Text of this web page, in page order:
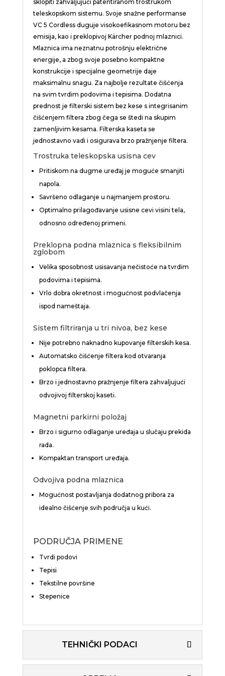
sklopiti zahvaljujući patentiranom trostrukom
teleskopskom sistemu. Svoje snažne performanse
VC 5 Cordless duguje visokoefikasnom motoru bez
emisija, kao i preklopivoj Kärcher podnoj mlaznici.
Mlaznica ima neznatnu potrošnju električne
energije, a zbog svoje posebno kompaktne
konstrukcije i specijalne geometrije daje
maksimalnu snagu. Za najbolje rezultate čišćenja
na svim tvrdim podovima i tepisima. Dodatna
prednost je filterski sistem bez kese s integrisanim
čišćenjem filtera zbog čega se štedi na skupim
zamenljivim kesama. Filterska kaseta se
jednostavno vadi i osigurava brzo pražnjenje filtera.
Trostruka teleskopska usisna cev
Pritiskom na dugme uređaj je moguće smanjiti
napola.
Savršeno odlaganje u najmanjem prostoru.
Optimalno prilagođavanje usisne cevi visini tela,
odnosno određenoj primeni.
Preklopna podna mlaznica s fleksibilnim
zglobom
Velika sposobnost usisavanja nečistoće na tvrdim
podovima i tepisima.
Vrlo dobra okretnost i mogućnost podvlačenja
ispod nameštaja.
Sistem filtriranja u tri nivoa, bez kese
Nije potrebno naknadno kupovanje filterskih kesa.
Automatsko čišćenje filtera kod otvaranja
poklopca filtera.
Brzo i jednostavno pražnjenje filtera zahvaljujući
odvojivoj filterskoj kaseti.
Magnetni parkirni položaj
Brzo i sigurno odlaganje uređaja u slučaju prekida
rada.
Kompaktan transport uređaja.
Odvojiva podna mlaznica
Mogućnost postavljanja dodatnog pribora za
idealno čišćenje svih područja u kući.
PODRUČJA PRIMENE
Tvrdi podovi
Tepisi
Tekstilne površine
Stepenice
TEHNIČKI PODACI